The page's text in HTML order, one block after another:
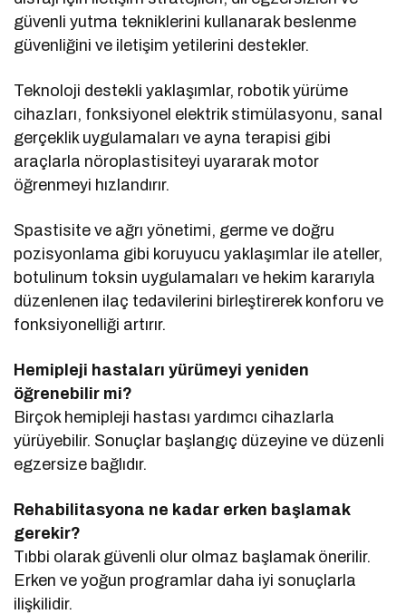
güvenli yutma tekniklerini kullanarak beslenme
güvenliğini ve iletişim yetilerini destekler.
Teknoloji destekli yaklaşımlar, robotik yürüme
cihazları, fonksiyonel elektrik stimülasyonu, sanal
gerçeklik uygulamaları ve ayna terapisi gibi
araçlarla nöroplastisiteyi uyararak motor
öğrenmeyi hızlandırır.
Spastisite ve ağrı yönetimi, germe ve doğru
pozisyonlama gibi koruyucu yaklaşımlar ile ateller,
botulinum toksin uygulamaları ve hekim kararıyla
düzenlenen ilaç tedavilerini birleştirerek konforu ve
fonksiyonelliği artırır.
Hemipleji hastaları yürümeyi yeniden
öğrenebilir mi?
Birçok hemipleji hastası yardımcı cihazlarla
yürüyebilir. Sonuçlar başlangıç düzeyine ve düzenli
egzersize bağlıdır.
Rehabilitasyona ne kadar erken başlamak
gerekir?
Tıbbi olarak güvenli olur olmaz başlamak önerilir.
Erken ve yoğun programlar daha iyi sonuçlarla
ilişkilidir.